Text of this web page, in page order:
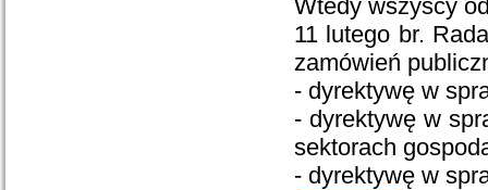
Wtedy wszyscy
11 lutego br.
zamówień
- dyrektywę w
- dyrektywę w
sektorach
- dyrektywę w